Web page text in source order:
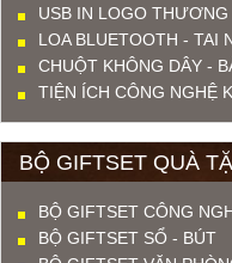
USB IN LOGO THƯƠNG
LOA BLUETOOTH - TAI
CHUỘT KHÔNG DÂY -
TIỆN ÍCH CÔNG NGHỆ
BỘ GIFTSET QUÀ
BỘ GIFTSET CÔNG
BỘ GIFTSET SỔ - BÚT